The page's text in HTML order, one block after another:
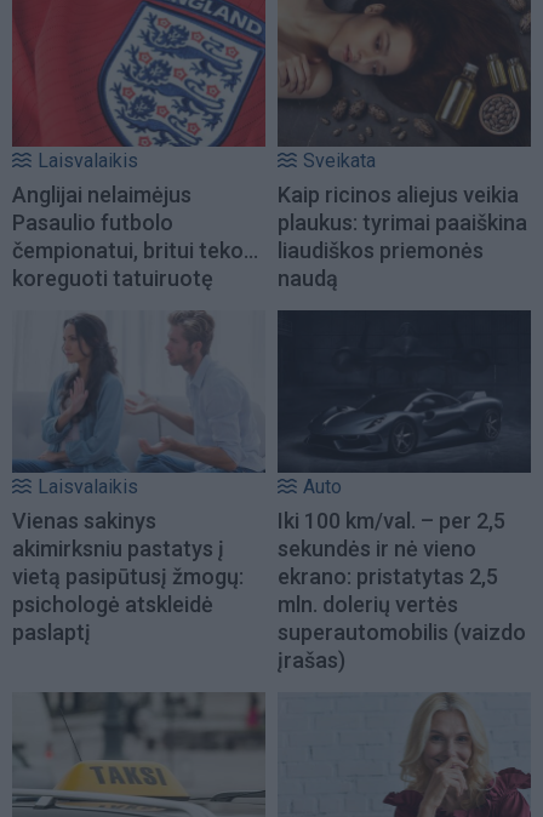
Laisvalaikis
Anglijai nelaimėjus
Pasaulio futbolo
čempionatui, britui teko...
koreguoti tatuiruotę
Sveikata
Kaip ricinos aliejus veikia
plaukus: tyrimai paaiškina
liaudiškos priemonės
naudą
Laisvalaikis
Vienas sakinys
akimirksniu pastatys į
vietą pasipūtusį žmogų:
psichologė atskleidė
paslaptį
Auto
Iki 100 km/val. – per 2,5
sekundės ir nė vieno
ekrano: pristatytas 2,5
mln. dolerių vertės
superautomobilis (vaizdo
įrašas)